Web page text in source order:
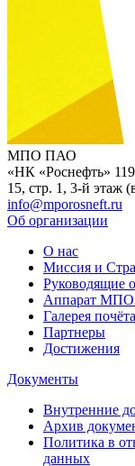
МПО ПАО
«НК «Роснефть»
15, стр. 1, 3-й этаж
info@mporosneft.ru
Об организации
О нас
Миссия и
Руководящие
Аппарат
Галерея почёта
Партнеры
Достижения
Документы
Внутренние
Архив
Политика в
данных